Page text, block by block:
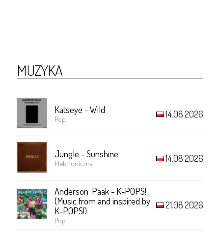
MUZYKA
Katseye - Wild
Pop 14.08.2026
Jungle - Sunshine
Elektroniczna 14.08.2026
Anderson .Paak - K-POPS!
(Music from and inspired by
K-POPS!)
Pop
21.08.2026